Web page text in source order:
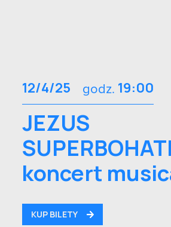
12/4/25 godz. 19:00
JEZUS
koncert
KUP BILETY